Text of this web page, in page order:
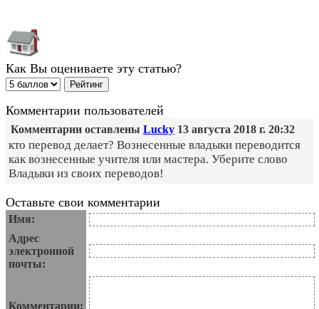
Как Вы оцениваете эту статью?
Комментарии пользователей
Комментарии оставлены Lucky 13 августа 2018 г. 20:32
кто перевод делает? Вознесенные владыки переводится
как вознесенные учителя или мастера. Уберите слово
Владыки из своих переводов!
Оставьте свои комментарии
Имя:
Адрес
электронной
почты:
Комментарии: